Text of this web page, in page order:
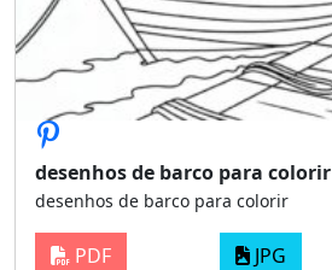
desenhos de barco para colorir
desenhos de barco para colorir
PDF JPG